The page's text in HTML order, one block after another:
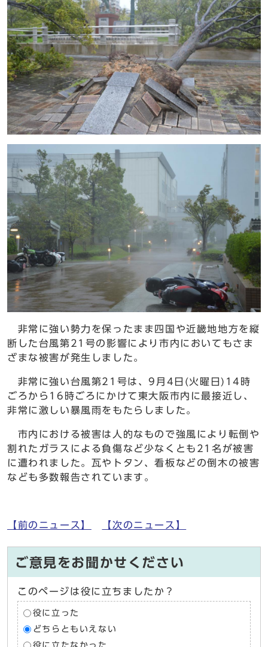
非常に強い勢力を保ったまま四国や近畿地地方を縦
断した台風第21号の影響により市内においてもさま
ざまな被害が発生しました。
非常に強い台風第21号は、9月4日(火曜日)14時
ごろから16時ごろにかけて東大阪市内に最接近し、
非常に激しい暴風雨をもたらしました。
市内における被害は人的なもので強風により転倒や
割れたガラスによる負傷など少なくとも21名が被害
に遭われました。瓦やトタン、看板などの倒木の被害
なども多数報告されています。
【前のニュース】 【次のニュース】
ご意見をお聞かせください
このページは役に立ちましたか？
役に立った
どちらともいえない